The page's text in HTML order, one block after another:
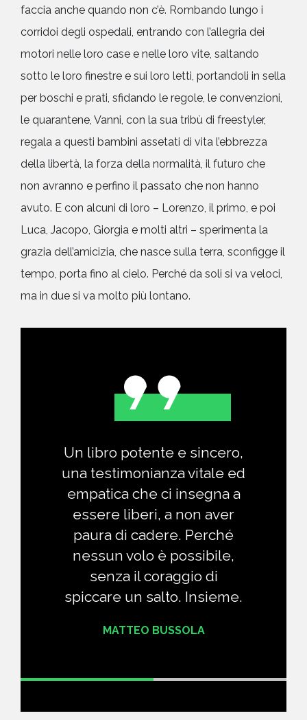
faccia anche quando non c’è. Rombando lungo i
corridoi degli ospedali, entrando con l’allegria dei
motori nelle loro case e nelle loro vite, saltando
sotto le loro finestre e sui loro letti, portandoli in sella
per boschi e prati, sfidando le regole, le convenzioni,
le quarantene, Vanni, con la sua tribù di freestyler,
regala a questi bambini assetati di vita l’ebbrezza
della libertà, la forza della normalità, il futuro che
non avranno e perfino il passato che non hanno
avuto. E con alcuni di loro – Lorenzo, il primo, e poi
Luca, Jacopo, Giorgia e molti altri – sperimenta la
grazia dell’amicizia, che nasce sulla terra, sconfigge il
tempo, porta fino al cielo. Perché da soli si va veloci,
ma in due si va molto più lontano.
Un libro potente e sincero,
una testimonianza vitale ed
empatica che ci insegna a
essere liberi, a non aver
paura di cadere. Perché
nessun volo è possibile,
senza il coraggio di
spiccare un salto. Insieme.
MATTEO BUSSOLA